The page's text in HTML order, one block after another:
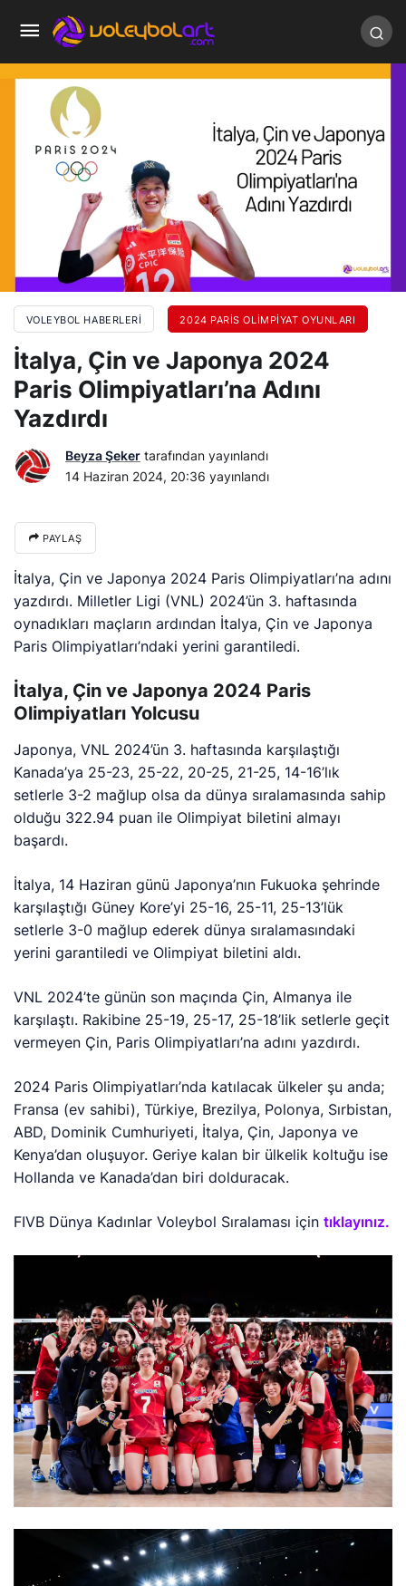
VOLEYBOL HABERLERI 2024 PARIS OLIMPIYAT OYUNLARI
İtalya, Çin ve Japonya 2024
Paris Olimpiyatları’na Adını
Yazdırdı
Beyza Şeker tarafından yayınlandı
14 Haziran 2024, 20:36 yayınlandı
PAYLAŞ
İtalya, Çin ve Japonya 2024 Paris Olimpiyatları’na adını
yazdırdı. Milletler Ligi (VNL) 2024’ün 3. haftasında
oynadıkları maçların ardından İtalya, Çin ve Japonya
Paris Olimpiyatları’ndaki yerini garantiledi.
İtalya, Çin ve Japonya 2024 Paris
Olimpiyatları Yolcusu
Japonya, VNL 2024’ün 3. haftasında karşılaştığı
Kanada’ya 25-23, 25-22, 20-25, 21-25, 14-16’lık
setlerle 3-2 mağlup olsa da dünya sıralamasında sahip
olduğu 322.94 puan ile Olimpiyat biletini almayı
başardı.
İtalya, 14 Haziran günü Japonya’nın Fukuoka şehrinde
karşılaştığı Güney Kore’yi 25-16, 25-11, 25-13’lük
setlerle 3-0 mağlup ederek dünya sıralamasındaki
yerini garantiledi ve Olimpiyat biletini aldı.
VNL 2024’te günün son maçında Çin, Almanya ile
karşılaştı. Rakibine 25-19, 25-17, 25-18’lik setlerle geçit
vermeyen Çin, Paris Olimpiyatları’na adını yazdırdı.
2024 Paris Olimpiyatları’nda katılacak ülkeler şu anda;
Fransa (ev sahibi), Türkiye, Brezilya, Polonya, Sırbistan,
ABD, Dominik Cumhuriyeti, İtalya, Çin, Japonya ve
Kenya’dan oluşuyor. Geriye kalan bir ülkelik koltuğu ise
Hollanda ve Kanada’dan biri dolduracak.
FIVB Dünya Kadınlar Voleybol Sıralaması içintıklayınız.